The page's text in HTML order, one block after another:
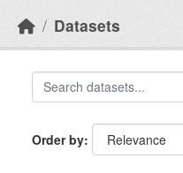
Datasets
Order by